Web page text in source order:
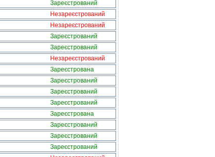
Зареєстрований
Незареєстрований
Незареєстрований
Зареєстрований
Зареєстрований
Незареєстрований
Зареєстрована
Зареєстрований
Зареєстрований
Зареєстрований
Зареєстрована
Зареєстрований
Зареєстрований
Зареєстрований